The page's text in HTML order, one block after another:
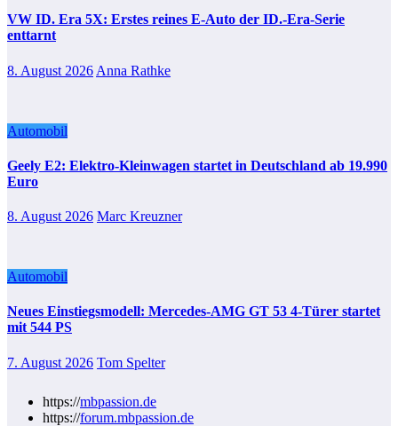
VW ID. Era 5X: Erstes reines E-Auto der ID.-Era-Serie
enttarnt
8. August 2026 Anna Rathke
Automobil
Geely E2: Elektro-Kleinwagen startet in Deutschland ab 19.990
Euro
8. August 2026 Marc Kreuzner
Automobil
Neues Einstiegsmodell: Mercedes-AMG GT 53 4-Türer startet
mit 544 PS
7. August 2026 Tom Spelter
https://mbpassion.de
https://forum.mbpassion.de